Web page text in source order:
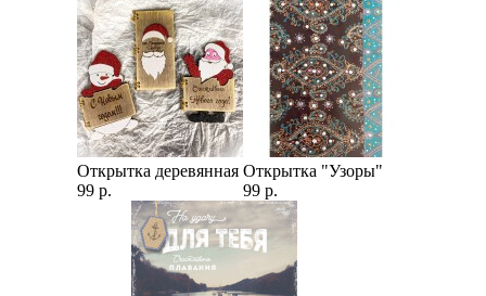
Открытка деревянная
99 р.
Открытка "Узоры"
99 р.